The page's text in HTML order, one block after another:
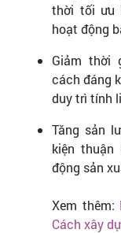
thời tối ưu
hoạt động
Giảm thời
cách đáng
duy trì tính
Tăng sản
kiện
động sản
Xem thêm:
Cách xây